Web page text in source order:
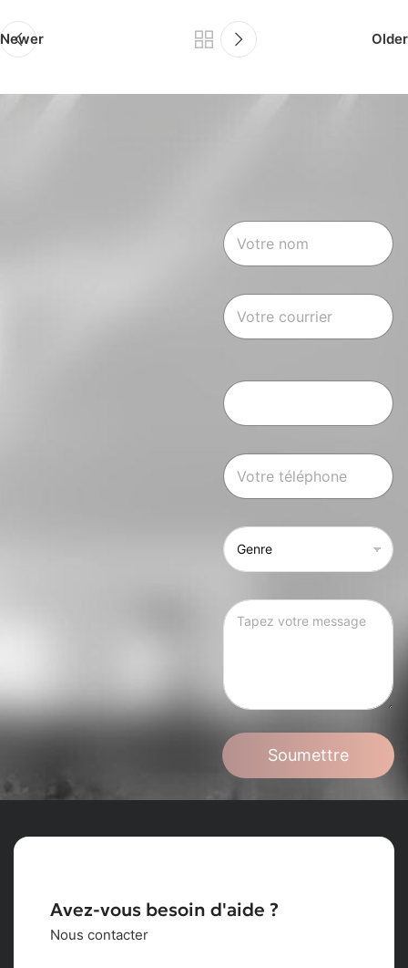
Newer Older
Soumettre
Avez-vous besoin d'aide ?
Nous contacter